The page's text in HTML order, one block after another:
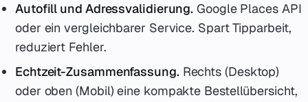
Autofill und Adressvalidierung. Google Places API
oder ein vergleichbarer Service. Spart Tipparbeit,
reduziert Fehler.
Echtzeit-Zusammenfassung. Rechts (Desktop)
oder oben (Mobil) eine kompakte Bestellübersicht,